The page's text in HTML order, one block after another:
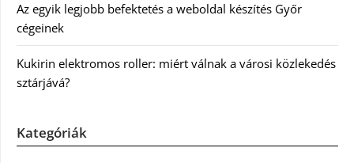
Az egyik legjobb befektetés a weboldal készítés Győr
cégeinek
Kukirin elektromos roller: miért válnak a városi közlekedés
sztárjává?
Kategóriák